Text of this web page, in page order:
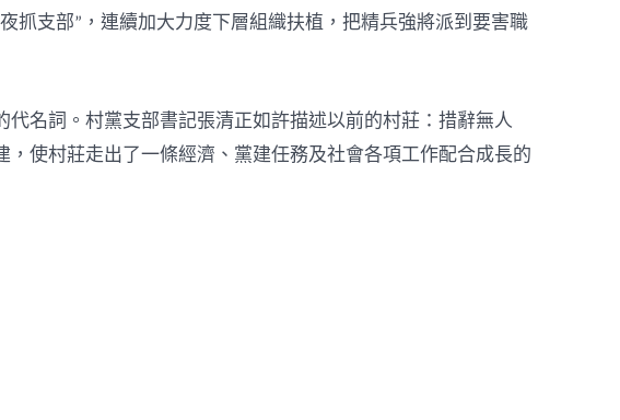
抓支部”，連續加大力度下層組織扶植，把精兵強將派到要害職
名詞。村黨支部書記張清正如許描述以前的村莊：措辭無人
使村莊走出了一條經濟、黨建任務及社會各項工作配合成長的